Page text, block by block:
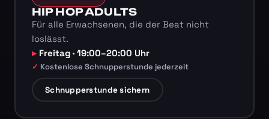
HIP HOP ADULTS
Für alle Erwachsenen, die der Beat nicht
loslässt.
Freitag · 19:00–20:00 Uhr
Kostenlose Schnupperstunde jederzeit
Schnupperstunde sichern